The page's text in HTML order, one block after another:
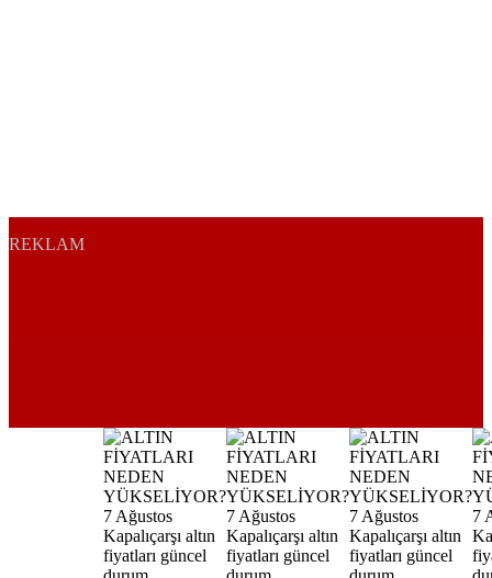
REKLAM